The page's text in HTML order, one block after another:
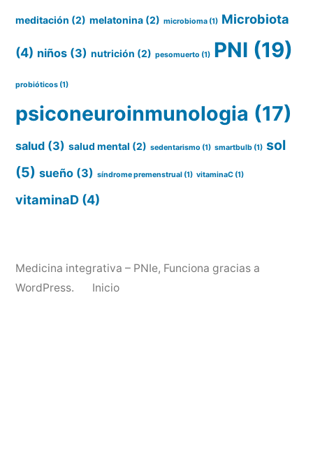
meditación (2) melatonina (2) microbioma (1) Microbiota
(4) niños (3) nutrición (2) pesomuerto (1) PNI (19)
probióticos (1)
psiconeuroinmunologia (17)
salud (3) salud mental (2) sedentarismo (1) smartbulb (1) sol
(5) sueño (3) síndrome premenstrual (1) vitaminaC (1)
vitaminaD (4)
Medicina integrativa – PNIe, Funciona gracias a
WordPress.
Inicio